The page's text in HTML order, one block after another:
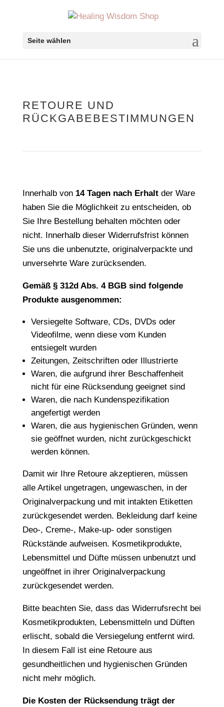
Seite wählen
RETOURE UND
RÜCKGABEBESTIMMUNGEN
Innerhalb von 14 Tagen nach Erhaltder Ware
haben Sie die Möglichkeit zu entscheiden, ob
Sie Ihre Bestellung behalten möchten oder
nicht. Innerhalb dieser Widerrufsfrist können
Sie uns die unbenutzte, originalverpackte und
unversehrte Ware zurücksenden.
Gemäß § 312d Abs. 4 BGB sind folgende
Produkte ausgenommen:
Versiegelte Software, CDs, DVDs oder
Videofilme, wenn diese vom Kunden
entsiegelt wurden
Zeitungen, Zeitschriften oder Illustrierte
Waren, die aufgrund ihrer Beschaffenheit
nicht für eine Rücksendung geeignet sind
Waren, die nach Kundenspezifikation
angefertigt werden
Waren, die aus hygienischen Gründen, wenn
sie geöffnet wurden, nicht zurückgeschickt
werden können.
Damit wir Ihre Retoure akzeptieren, müssen
alle Artikel ungetragen, ungewaschen, in der
Originalverpackung und mit intakten Etiketten
zurückgesendet werden. Bekleidung darf keine
Deo-, Creme-, Make-up- oder sonstigen
Rückstände aufweisen. Kosmetikprodukte,
Lebensmittel und Düfte müssen unbenutzt und
ungeöffnet in ihrer Originalverpackung
zurückgesendet werden.
Bitte beachten Sie, dass das Widerrufsrecht bei
Kosmetikprodukten, Lebensmitteln und Düften
erlischt, sobald die Versiegelung entfernt wird.
In diesem Fall ist eine Retoure aus
gesundheitlichen und hygienischen Gründen
nicht mehr möglich.
Die Kosten der Rücksendung trägt der